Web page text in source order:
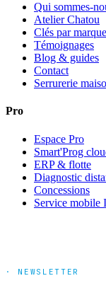
Qui sommes-
Atelier Chatou
Clés par marque
Témoignages
Blog & guides
Contact
Serrurerie
Pro
Espace Pro
Smart'Prog
ERP & flotte
Diagnostic
Concessions
Service mobile
· NEWSLETTER
Tendances